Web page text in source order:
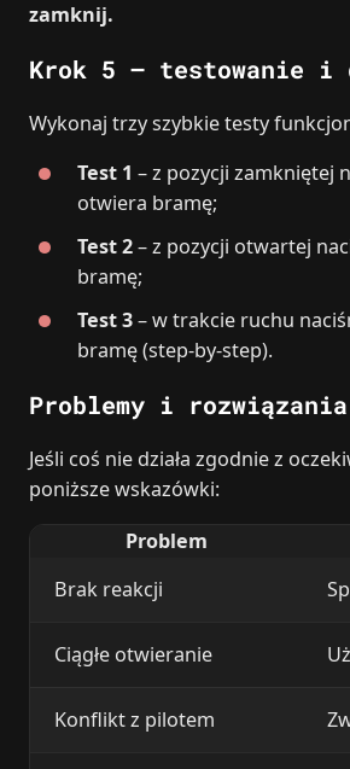
zamknij.
Krok 5 – testowanie i
Wykonaj trzy szybkie testy
Test 1 – z pozycji zamkniętej
otwiera bramę;
Test 2– z pozycji otwartej
bramę;
Test 3– w trakcie ruchu
bramę (step‑by‑step).
Problemy i rozwiązania
Jeśli coś nie działa zgodnie z
poniższe wskazówki:
Problem
Brak reakcji
Ciągłe otwieranie
Konflikt z pilotem